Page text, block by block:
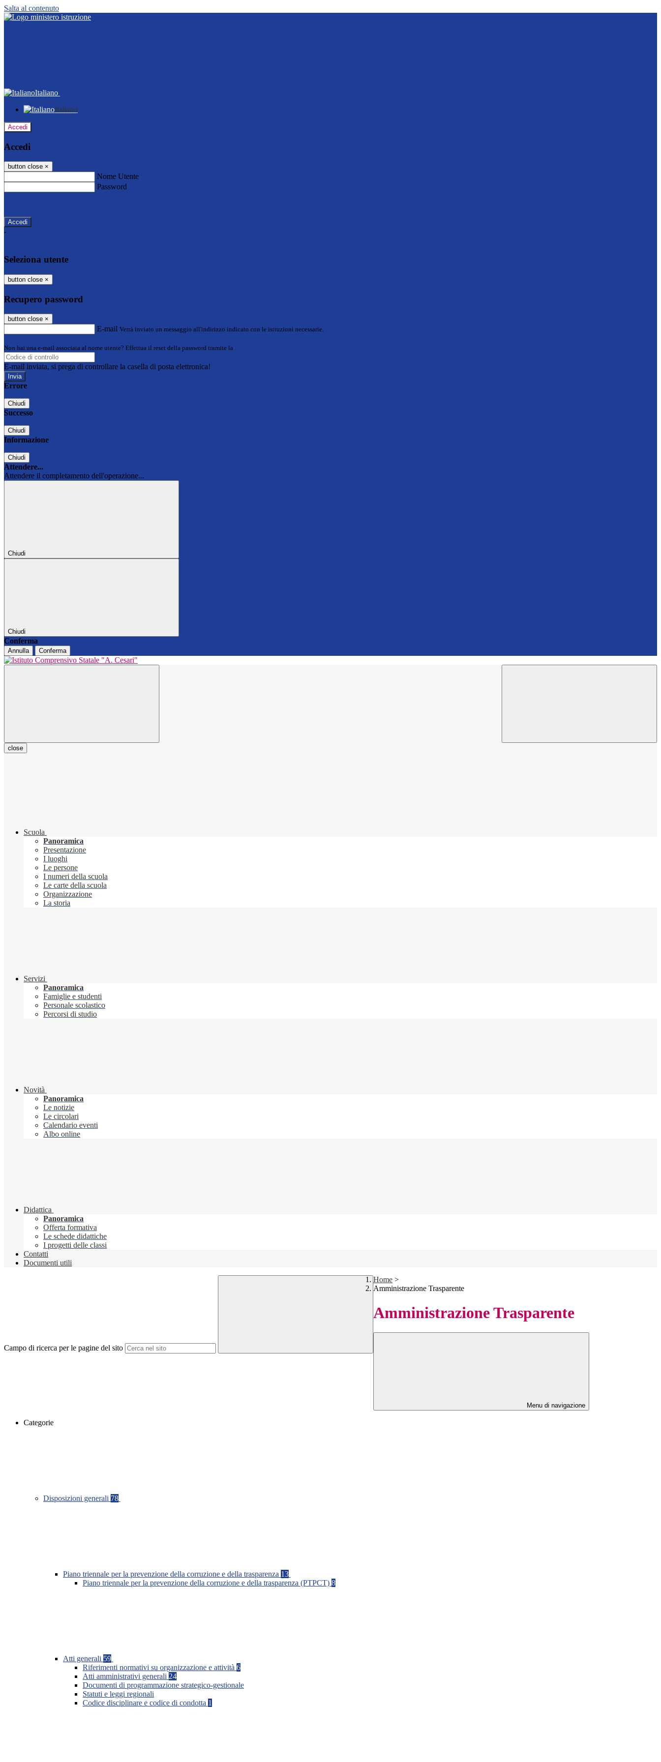
Salta al contenuto
Italiano
Italiano
Accedi
Accedi
button close ×
Nome Utente
Password
-
Seleziona utente
button close ×
Recupero password
button close ×
E-mail Verrà inviato un messaggio all'indirizzo indicato con le istruzioni necessarie.
Non hai una e-mail associata al nome utente? Effettua il reset della password tramite la
E-mail inviata, si prega di controllare la casella di posta elettronica!
Errore
Chiudi
Successo
Chiudi
Informazione
Chiudi
Attendere...
Attendere il completamento dell'operazione...
Chiudi
Chiudi
Conferma
Annulla Conferma
close
Scuola
Panoramica
Presentazione
I luoghi
Le persone
I numeri della scuola
Le carte della scuola
Organizzazione
La storia
Servizi
Panoramica
Famiglie e studenti
Personale scolastico
Percorsi di studio
Novità
Panoramica
Le notizie
Le circolari
Calendario eventi
Albo online
Didattica
Panoramica
Offerta formativa
Le schede didattiche
I progetti delle classi
Contatti
Documenti utili
Campo di ricerca per le pagine del sito
Home >
Amministrazione Trasparente
Amministrazione Trasparente
Menu di navigazione
Categorie
Disposizioni generali 78
Piano triennale per la prevenzione della corruzione e della trasparenza 13
Piano triennale per la prevenzione della corruzione e della trasparenza (PTPCT) 8
Atti generali 59
Riferimenti normativi su organizzazione e attività 6
Atti amministrativi generali 24
Documenti di programmazione strategico-gestionale
Statuti e leggi regionali
Codice disciplinare e codice di condotta 1